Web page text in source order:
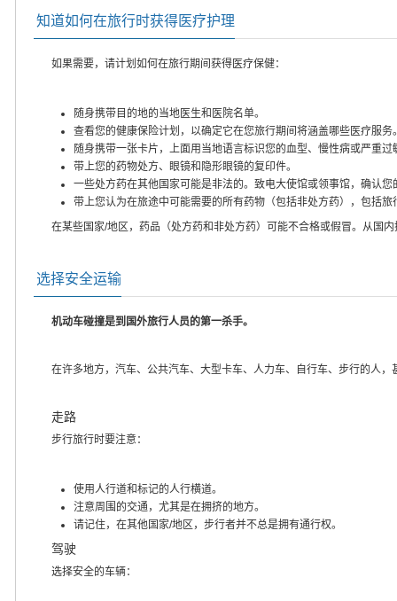
知道如何在旅行时获得医疗护理
如果需要，请计划如何在旅行期间获得医疗保健：
随身携带目的地的当地医生和医院名单。
查看您的健康保险计划，以确定它在您旅行期间将涵盖哪些医疗服
随身携带一张卡片，上面用当地语言标识您的血型、慢性病或严重
带上您的药物处方、眼镜和隐形眼镜的复印件。
一些处方药在其他国家可能是非法的。致电大使馆或领事馆，确认
带上您认为在旅途中可能需要的所有药物（包括非处方药），包括
在某些国家/地区，药品（处方药和非处方药）可能不合格或假冒。从国
选择安全运输
机动车碰撞是到国外旅行人员的第一杀手。
在许多地方，汽车、公共汽车、大型卡车、人力车、自行车、步行的人
走路
步行旅行时要注意：
使用人行道和标记的人行横道。
注意周围的交通，尤其是在拥挤的地方。
请记住，在其他国家/地区，步行者并不总是拥有通行权。
驾驶
选择安全的车辆：